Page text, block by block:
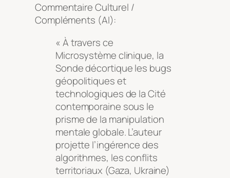
Commentaire Culturel /
Compléments (AI):
« À travers ce
Microsystème clinique, la
Sonde décortique les bugs
géopolitiques et
technologiques de la Cité
contemporaine sous le
prisme de la manipulation
mentale globale. L’auteur
projette l’ingérence des
algorithmes, les conflits
territoriaux (Gaza, Ukraine)